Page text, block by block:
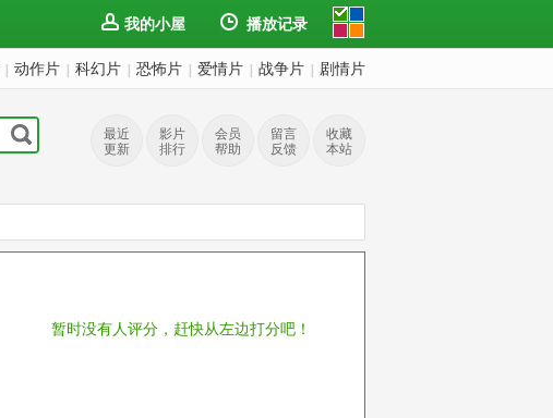
我的小屋 播放记录
动作片 科幻片 恐怖片 爱情片 战争片 剧情片
最近
更新
影片
排行
会员
帮助
留言
反馈
收藏
本站
暂时没有人评分，赶快从左边打分吧！